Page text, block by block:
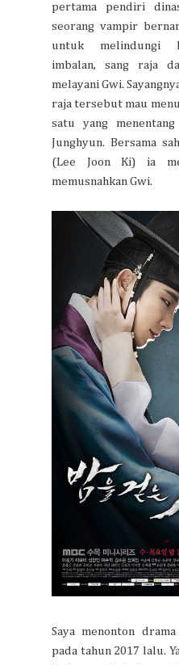
pertama pendiri
seorang vampir
untuk melindungi
imbalan, sang raja
melayani Gwi.
raja tersebut mau
satu yang
Junghyun. Bersama
(Lee Joon Ki) ia
memusnahkan Gwi.
Saya menonton
pada tahun 2017 lalu.